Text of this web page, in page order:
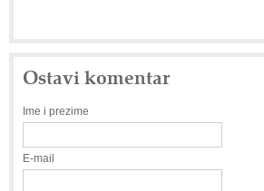
Ostavi komentar
Ime i prezime
E-mail